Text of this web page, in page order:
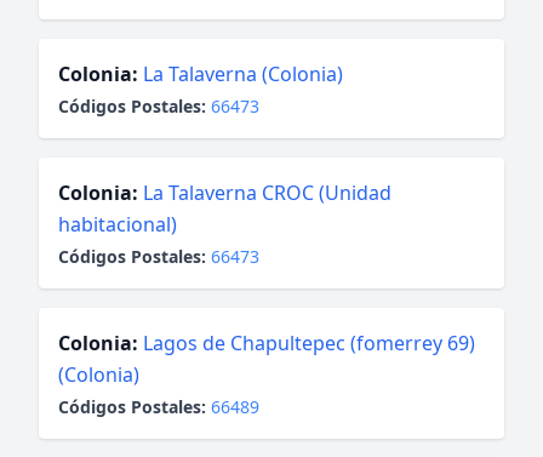
Colonia: La Talaverna (Colonia)
Códigos Postales: 66473
Colonia: La Talaverna CROC (Unidad
habitacional)
Códigos Postales: 66473
Colonia: Lagos de Chapultepec (fomerrey 69)
(Colonia)
Códigos Postales: 66489